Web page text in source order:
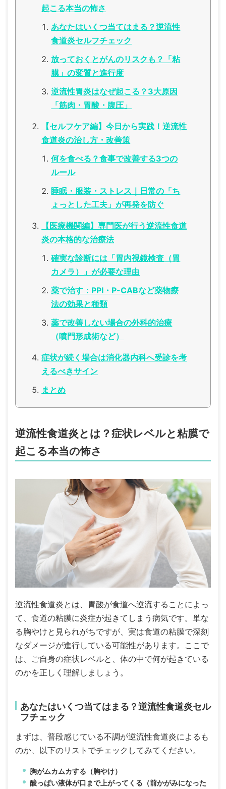
起こる本当の怖さ
あなたはいくつ当てはまる？逆流性
食道炎セルフチェック
放っておくとがんのリスクも？「粘
膜」の変質と進行度
逆流性胃炎はなぜ起こる？3大原因
「筋肉・胃酸・腹圧」
【セルフケア編】今日から実践！逆流性
食道炎の治し方・改善策
何を食べる？食事で改善する3つの
ルール
睡眠・服装・ストレス｜日常の「ち
ょっとした工夫」が再発を防ぐ
【医療機関編】専門医が行う逆流性食道
炎の本格的な治療法
確実な診断には「胃内視鏡検査（胃
カメラ）」が必要な理由
薬で治す：PPI・P-CABなど薬物療
法の効果と種類
薬で改善しない場合の外科的治療
（噴門形成術など）
症状が続く場合は消化器内科へ受診を考
えるべきサイン
まとめ
逆流性食道炎とは？症状レベルと粘膜で
起こる本当の怖さ
逆流性食道炎とは、胃酸が食道へ逆流することによっ
て、食道の粘膜に炎症が起きてしまう病気です。単な
る胸やけと見られがちですが、実は食道の粘膜で深刻
なダメージが進行している可能性があります。ここで
は、ご自身の症状レベルと、体の中で何が起きている
のかを正しく理解しましょう。
あなたはいくつ当てはまる？逆流性食道炎セル
フチェック
まずは、普段感じている不調が逆流性食道炎によるも
のか、以下のリストでチェックしてみてください。
胸がムカムカする（胸やけ）
酸っぱい液体が口まで上がってくる（前かがみになった